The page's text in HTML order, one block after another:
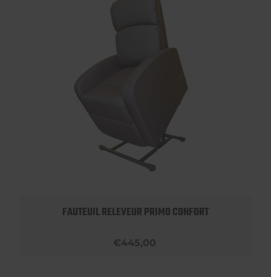
FAUTEUIL RELEVEUR PRIMO CONFORT
€445,00